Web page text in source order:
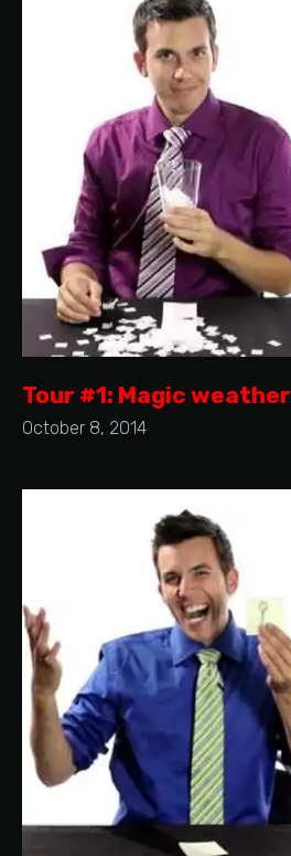
Tour #1: Magic weather
October 8, 2014